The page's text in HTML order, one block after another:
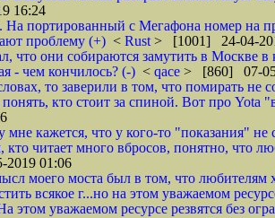
16:24
На портированный с Мегафона номер на
проблему (+) < Rust > [1001] 24-04-
что они собираются замутить в Москве в
- чем кончилось? (-) < qace > [860] 07-
то заверили в том, что помирать не
кто стоит за спиной. Вот про Yota
кажется, что у кого-то "показания" не
кто читает много вбросов, понятно, что
2019 01:06
моего моста был в том, что любителям
всякое г...но на этом уважаемом
этом уважаемом ресурсе резвятся без